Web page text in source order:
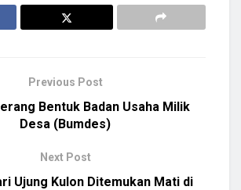
Previous Post
Bentuk Badan Usaha Milik
Desa (Bumdes)
Next Post
Ujung Kulon Ditemukan Mati di